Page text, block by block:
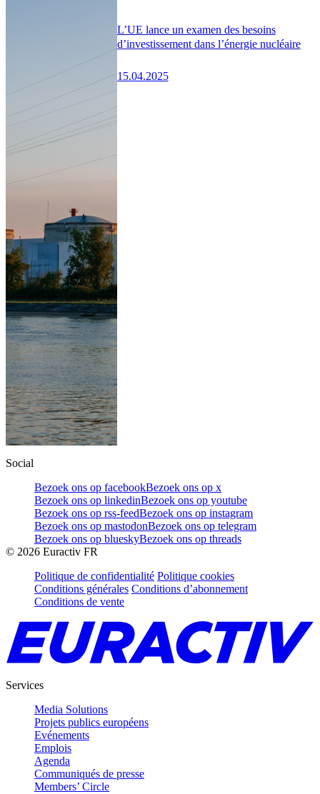
L’UE lance un examen des besoins
d’investissement dans l’énergie nucléaire
15.04.2025
Social
Bezoek ons op facebookBezoek ons op x
Bezoek ons op linkedinBezoek ons op youtube
Bezoek ons op rss-feedBezoek ons op instagram
Bezoek ons op mastodonBezoek ons op telegram
Bezoek ons op blueskyBezoek ons op threads
© 2026 Euractiv FR
Politique de confidentialité Politique cookies
Conditions générales Conditions d’abonnement
Conditions de vente
Services
Media Solutions
Projets publics européens
Evénements
Emplois
Agenda
Communiqués de presse
Members’ Circle